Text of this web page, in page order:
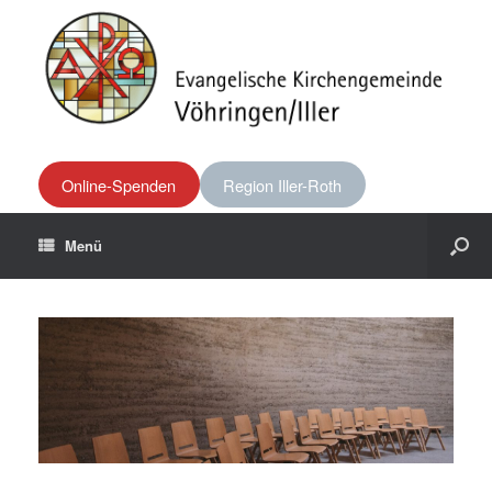
Online-Spenden Region Iller-Roth
Menü